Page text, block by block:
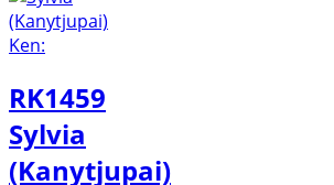
RK1459
Sylvia
(Kanytjupai)